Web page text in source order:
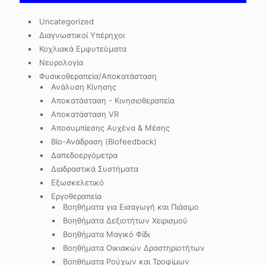
Uncategorized
Διαγνωστικοί Υπέρηχοι
Κοχλιακά Εμφυτεύματα
Νευρολογία
Φυσικοθεραπεία/Αποκατάσταση
Ανάλυση Κίνησης
Αποκατάσταση - Κινησιοθεραπεία
Αποκατάσταση VR
Αποσυμπίεσης Αυχένα & Μέσης
Βίο-Ανάδραση (Biofeedback)
Δαπεδοεργόμετρα
Διαδραστικά Συστήματα
Εξωσκελετικό
Εργοθεραπεία
Βοηθήματα για Εισαγωγή και Πιάσιμο
Βοηθήματα Δεξιοτήτων Χειρισμού
Βοηθήματα Μαγικό Φίδι
Βοηθήματα Οικιακών Δραστηριοτήτων
Βοηθήματα Ρούχων και Τροφίμων